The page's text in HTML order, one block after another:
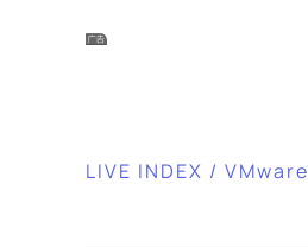
LIVE INDEX / VMware